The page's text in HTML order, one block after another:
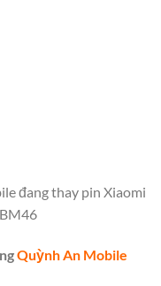
đang thay pin Xiaomi
Quỳnh An Mobile